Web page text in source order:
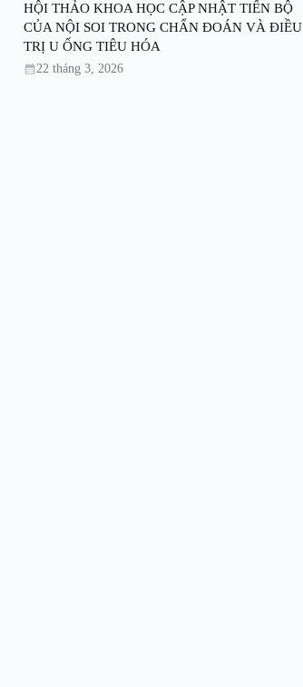
HỘI THẢO KHOA HỌC CẬP NHẬT TIẾN BỘ
CỦA NỘI SOI TRONG CHẨN ĐOÁN VÀ ĐIỀU
TRỊ U ỐNG TIÊU HÓA
22 tháng 3, 2026